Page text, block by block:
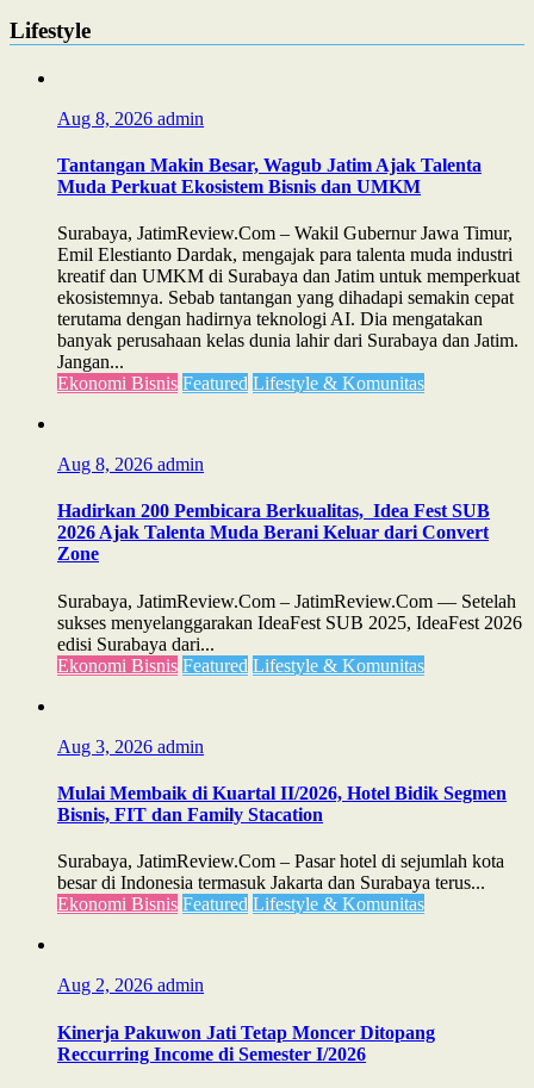
Lifestyle
Aug 8, 2026 admin
Tantangan Makin Besar, Wagub Jatim Ajak Talenta
Muda Perkuat Ekosistem Bisnis dan UMKM
Surabaya, JatimReview.Com – Wakil Gubernur Jawa Timur,
Emil Elestianto Dardak, mengajak para talenta muda industri
kreatif dan UMKM di Surabaya dan Jatim untuk memperkuat
ekosistemnya. Sebab tantangan yang dihadapi semakin cepat
terutama dengan hadirnya teknologi AI. Dia mengatakan
banyak perusahaan kelas dunia lahir dari Surabaya dan Jatim.
Jangan...
Ekonomi Bisnis Featured Lifestyle & Komunitas
Aug 8, 2026 admin
Hadirkan 200 Pembicara Berkualitas, Idea Fest SUB
2026 Ajak Talenta Muda Berani Keluar dari Convert
Zone
Surabaya, JatimReview.Com – JatimReview.Com — Setelah
sukses menyelanggarakan IdeaFest SUB 2025, IdeaFest 2026
edisi Surabaya dari...
Ekonomi Bisnis Featured Lifestyle & Komunitas
Aug 3, 2026 admin
Mulai Membaik di Kuartal II/2026, Hotel Bidik Segmen
Bisnis, FIT dan Family Stacation
Surabaya, JatimReview.Com – Pasar hotel di sejumlah kota
besar di Indonesia termasuk Jakarta dan Surabaya terus...
Ekonomi Bisnis Featured Lifestyle & Komunitas
Aug 2, 2026 admin
Kinerja Pakuwon Jati Tetap Moncer Ditopang
Reccurring Income di Semester I/2026